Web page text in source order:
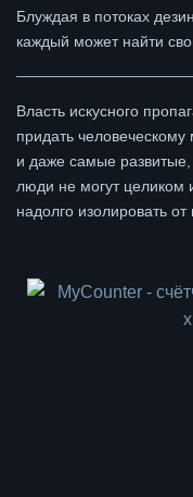
Блуждая в потоках
каждый может найти
Власть искусного
придать
и даже самые
люди не могут целиком
надолго изолировать